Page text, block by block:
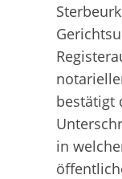
bestätigt
in